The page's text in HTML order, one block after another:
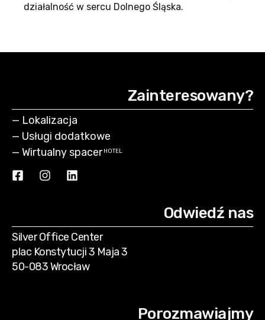
działalność w sercu Dolnego Śląska.
Zainteresowany?
— Lokalizacja
— Usługi dodatkowe
— Wirtualny spacerHOTEL
Odwiedź nas
Silver Office Center
plac Konstytucji 3 Maja 3
50-083 Wrocław
Porozmawiajmy